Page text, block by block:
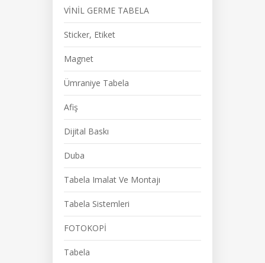
VİNİL GERME TABELA
Sticker, Etiket
Magnet
Ümraniye Tabela
Afiş
Dijital Baskı
Duba
Tabela Imalat Ve Montajı
Tabela Sistemleri
FOTOKOPİ
Tabela